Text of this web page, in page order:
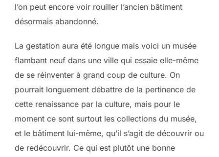
l’on peut encore voir rouiller l’ancien bâtiment
désormais abandonné.
La gestation aura été longue mais voici un musée
flambant neuf dans une ville qui essaie elle-même
de se réinventer à grand coup de culture. On
pourrait longuement débattre de la pertinence de
cette renaissance par la culture, mais pour le
moment ce sont surtout les collections du musée,
et le bâtiment lui-même, qu’il s’agit de découvrir ou
de redécouvrir. Ce qui est plutôt une bonne